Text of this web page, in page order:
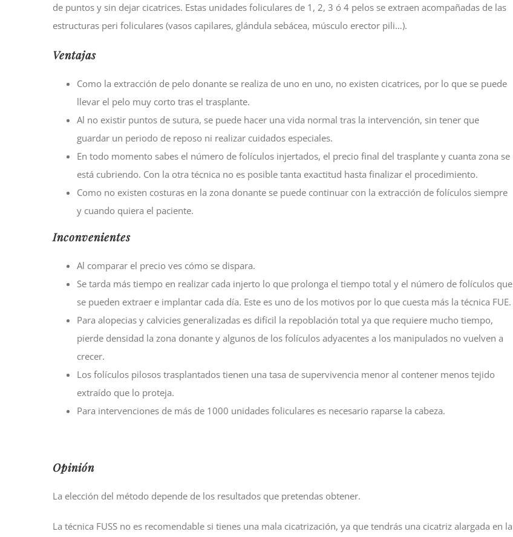
de puntos y sin dejar cicatrices. Estas unidades foliculares de 1, 2, 3 ó 4 pelos se extraen acompañadas de las
estructuras peri foliculares (vasos capilares, glándula sebácea, músculo erector pili…).
Ventajas
Como la extracción de pelo donante se realiza de uno en uno, no existen cicatrices, por lo que se puede
llevar el pelo muy corto tras el trasplante.
Al no existir puntos de sutura, se puede hacer una vida normal tras la intervención, sin tener que
guardar un periodo de reposo ni realizar cuidados especiales.
En todo momento sabes el número de folículos injertados, el precio final del trasplante y cuanta zona se
está cubriendo. Con la otra técnica no es posible tanta exactitud hasta finalizar el procedimiento.
Como no existen costuras en la zona donante se puede continuar con la extracción de folículos siempre
y cuando quiera el paciente.
Inconvenientes
Al comparar el precio ves cómo se dispara.
Se tarda más tiempo en realizar cada injerto lo que prolonga el tiempo total y el número de folículos que
se pueden extraer e implantar cada día. Este es uno de los motivos por lo que cuesta más la técnica FUE.
Para alopecias y calvicies generalizadas es difícil la repoblación total ya que requiere mucho tiempo,
pierde densidad la zona donante y algunos de los folículos adyacentes a los manipulados no vuelven a
crecer.
Los folículos pilosos trasplantados tienen una tasa de supervivencia menor al contener menos tejido
extraído que lo proteja.
Para intervenciones de más de 1000 unidades foliculares es necesario raparse la cabeza.
Opinión
La elección del método depende de los resultados que pretendas obtener.
La técnica FUSS no es recomendable si tienes una mala cicatrización, ya que tendrás una cicatriz alargada en la